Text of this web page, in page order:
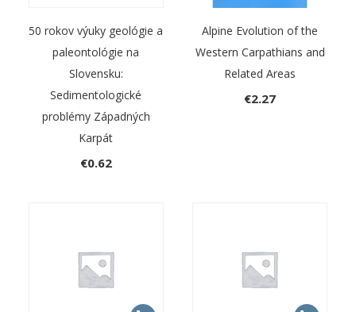
50 rokov výuky geológie a
paleontológie na
Slovensku:
Sedimentologické
problémy Západných
Karpát
€0.62
Alpine Evolution of the
Western Carpathians and
Related Areas
€2.27